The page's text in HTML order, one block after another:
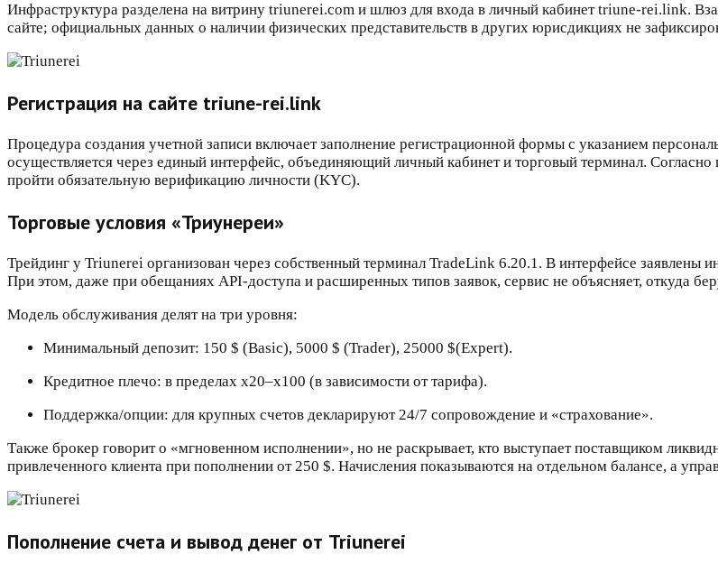
Инфраструктура разделена на витрину triunerei.com и шлюз для входа в личный кабинет triune-rei.link.
сайте; официальных данных о наличии физических представительств в других юрисдикциях не
Регистрация на сайте triune-rei.link
Процедура создания учетной записи включает заполнение регистрационной формы с указанием
осуществляется через единый интерфейс, объединяющий личный кабинет и торговый терминал.
пройти обязательную верификацию личности (KYC).
Торговые условия «Триунереи»
Трейдинг у Triunerei организован через собственный терминал TradeLink 6.20.1. В интерфейсе заявлены
При этом, даже при обещаниях API-доступа и расширенных типов заявок, сервис не объясняет, откуда
Модель обслуживания делят на три уровня:
Минимальный депозит: 150 $ (Basic), 5000 $ (Trader), 25000 $(Expert).
Кредитное плечо: в пределах x20–x100 (в зависимости от тарифа).
Поддержка/опции: для крупных счетов декларируют 24/7 сопровождение и «страхование».
Также брокер говорит о «мгновенном исполнении», но не раскрывает, кто выступает поставщиком
привлеченного клиента при пополнении от 250 $. Начисления показываются на отдельном балансе, а
Пополнение счета и вывод денег от Triunerei